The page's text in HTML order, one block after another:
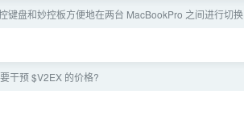
键盘和妙控板方便地在两台 MacBookPro 之间进行切换
干预 $V2EX 的价格?